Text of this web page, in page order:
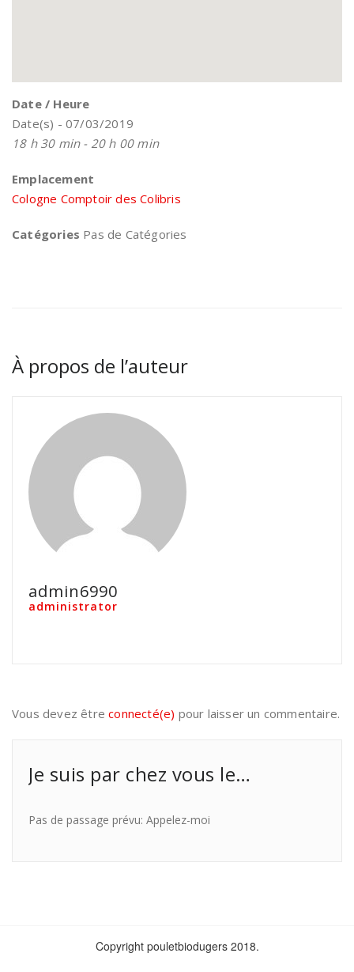
Date / Heure
Date(s) - 07/03/2019
18 h 30 min - 20 h 00 min
Emplacement
Cologne Comptoir des Colibris
Catégories Pas de Catégories
À propos de l’auteur
admin6990
administrator
Vous devez êtreconnecté(e) pour laisser un commentaire.
Je suis par chez vous le…
Pas de passage prévu: Appelez-moi
Copyright pouletbiodugers 2018.